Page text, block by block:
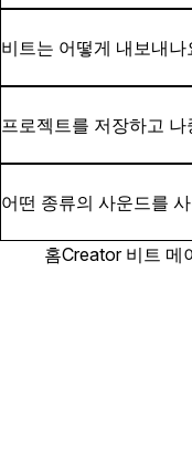
프로젝트에 맞는 BPM
비트는 어떻게 내보내나
내보내기 버튼을 클릭
프로젝트를 저장하고
네, 계정에 로그인하면
어떤 종류의 사운드를
크리에이터는 힙합, 소
홈Creator 비트 메